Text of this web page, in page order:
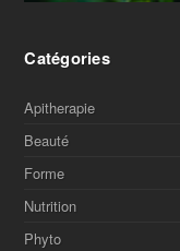
Catégories
Apitherapie
Beauté
Forme
Nutrition
Phyto